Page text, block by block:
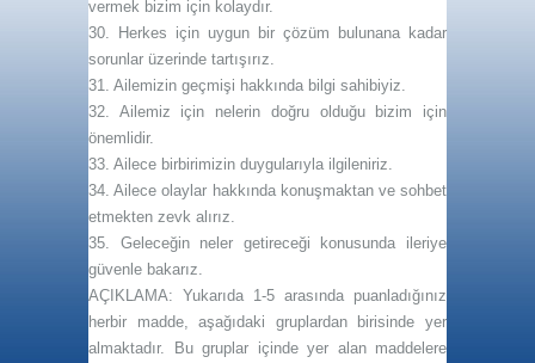
vermek bizim için kolaydır.
30. Herkes için uygun bir çözüm bulunana kadar
sorunlar üzerinde tartışırız.
31. Ailemizin geçmişi hakkında bilgi sahibiyiz.
32. Ailemiz için nelerin doğru olduğu bizim için
önemlidir.
33. Ailece birbirimizin duygularıyla ilgileniriz.
34. Ailece olaylar hakkında konuşmaktan ve sohbet
etmekten zevk alırız.
35. Geleceğin neler getireceği konusunda ileriye
güvenle bakarız.
AÇIKLAMA: Yukarıda 1-5 arasında puanladığınız
herbir madde, aşağıdaki gruplardan birisinde yer
almaktadır. Bu gruplar içinde yer alan maddelere